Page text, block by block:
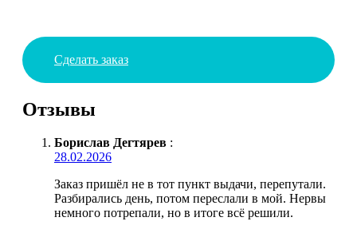
Сделать заказ
Отзывы
Борислав Дегтярев :
28.02.2026
Заказ пришёл не в тот пункт выдачи, перепутали.
Разбирались день, потом переслали в мой. Нервы
немного потрепали, но в итоге всё решили.